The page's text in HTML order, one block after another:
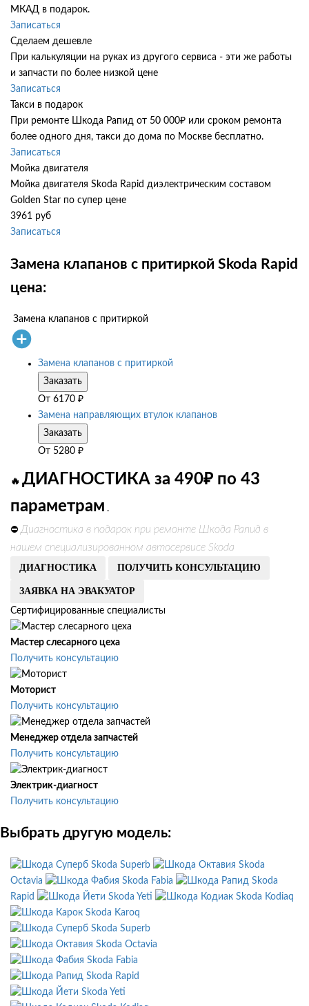
МКАД в подарок.
Записаться
Сделаем дешевле
При калькуляции на руках из другого сервиса - эти же работы
и запчасти по более низкой цене
Записаться
Такси в подарок
При ремонте Шкода Рапид от 50 000₽ или сроком ремонта
более одного дня, такси до дома по Москве бесплатно.
Записаться
Мойка двигателя
Мойка двигателя Skoda Rapid диэлектрическим составом
Golden Star по супер цене
3961 руб
Записаться
Замена клапанов с притиркой Skoda Rapid
цена:
Замена клапанов с притиркой
Замена клапанов с притиркой
Заказать
От 6170 ₽
Замена направляющих втулок клапанов
Заказать
От 5280 ₽
🔥 ДИАГНОСТИКА за 490₽ по 43
параметрам .
⛔ Диагностика в подарок при ремонте Шкода Рапид в
нашем специализированном автосервисе Skoda
ДИАГНОСТИКА ПОЛУЧИТЬ КОНСУЛЬТАЦИЮ
ЗАЯВКА НА ЭВАКУАТОР
Сертифицированные специалисты
Мастер слесарного цеха
Получить консультацию
Моторист
Получить консультацию
Менеджер отдела запчастей
Получить консультацию
Электрик-диагност
Получить консультацию
Выбрать другую модель:
Skoda Superb
Skoda
Octavia
Skoda Fabia
Skoda
Rapid
Skoda Yeti
Skoda Kodiaq
Skoda Karoq
Skoda Superb
Skoda Octavia
Skoda Fabia
Skoda Rapid
Skoda Yeti